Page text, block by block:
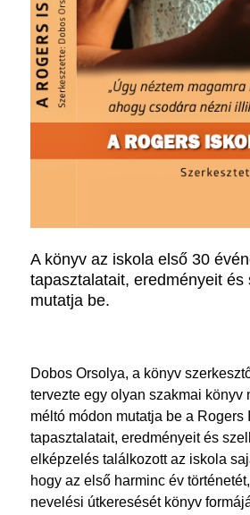
A könyv az iskola első 30
tapasztalatait, eredményeit és
mutatja be.
Dobos Orsolya, a könyv
tervezte egy olyan szakmai könyv
méltó módon mutatja be a Rogers
tapasztalatait, eredményeit és
elképzelés találkozott az iskola
hogy az első harminc év
nevelési útkeresését könyv